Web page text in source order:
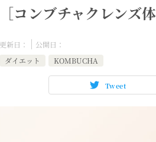
［コンブチャクレンズ
更新日：
公開日：
ダイエット
KOMBUCHA
Tweet